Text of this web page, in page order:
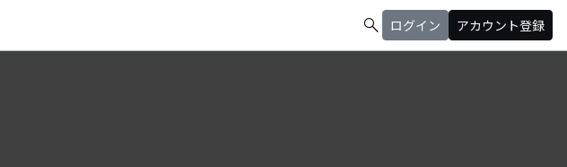
search ログイン アカウント登録